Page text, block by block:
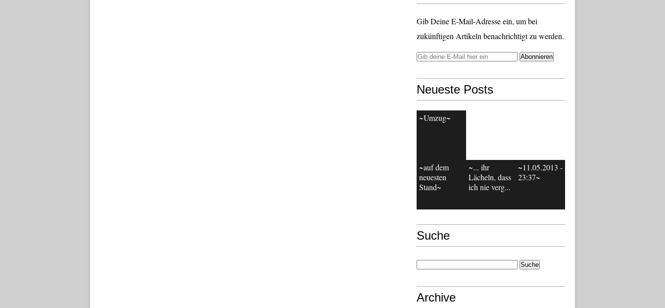
Gib Deine E-Mail-Adresse ein, um bei
zukünftigen Artikeln benachrichtigt zu werden.
Neueste Posts
~Umzug~
~auf dem
neuesten
Stand~
~... ihr
Lächeln, dass
ich nie verg...
~11.05.2013 -
23:37~
Suche
Archive